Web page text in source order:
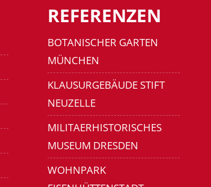
REFERENZEN
BOTANISCHER GARTEN
MÜNCHEN
KLAUSURGEBÄUDE STIFT
NEUZELLE
MILITAERHISTORISCHES
MUSEUM DRESDEN
WOHNPARK